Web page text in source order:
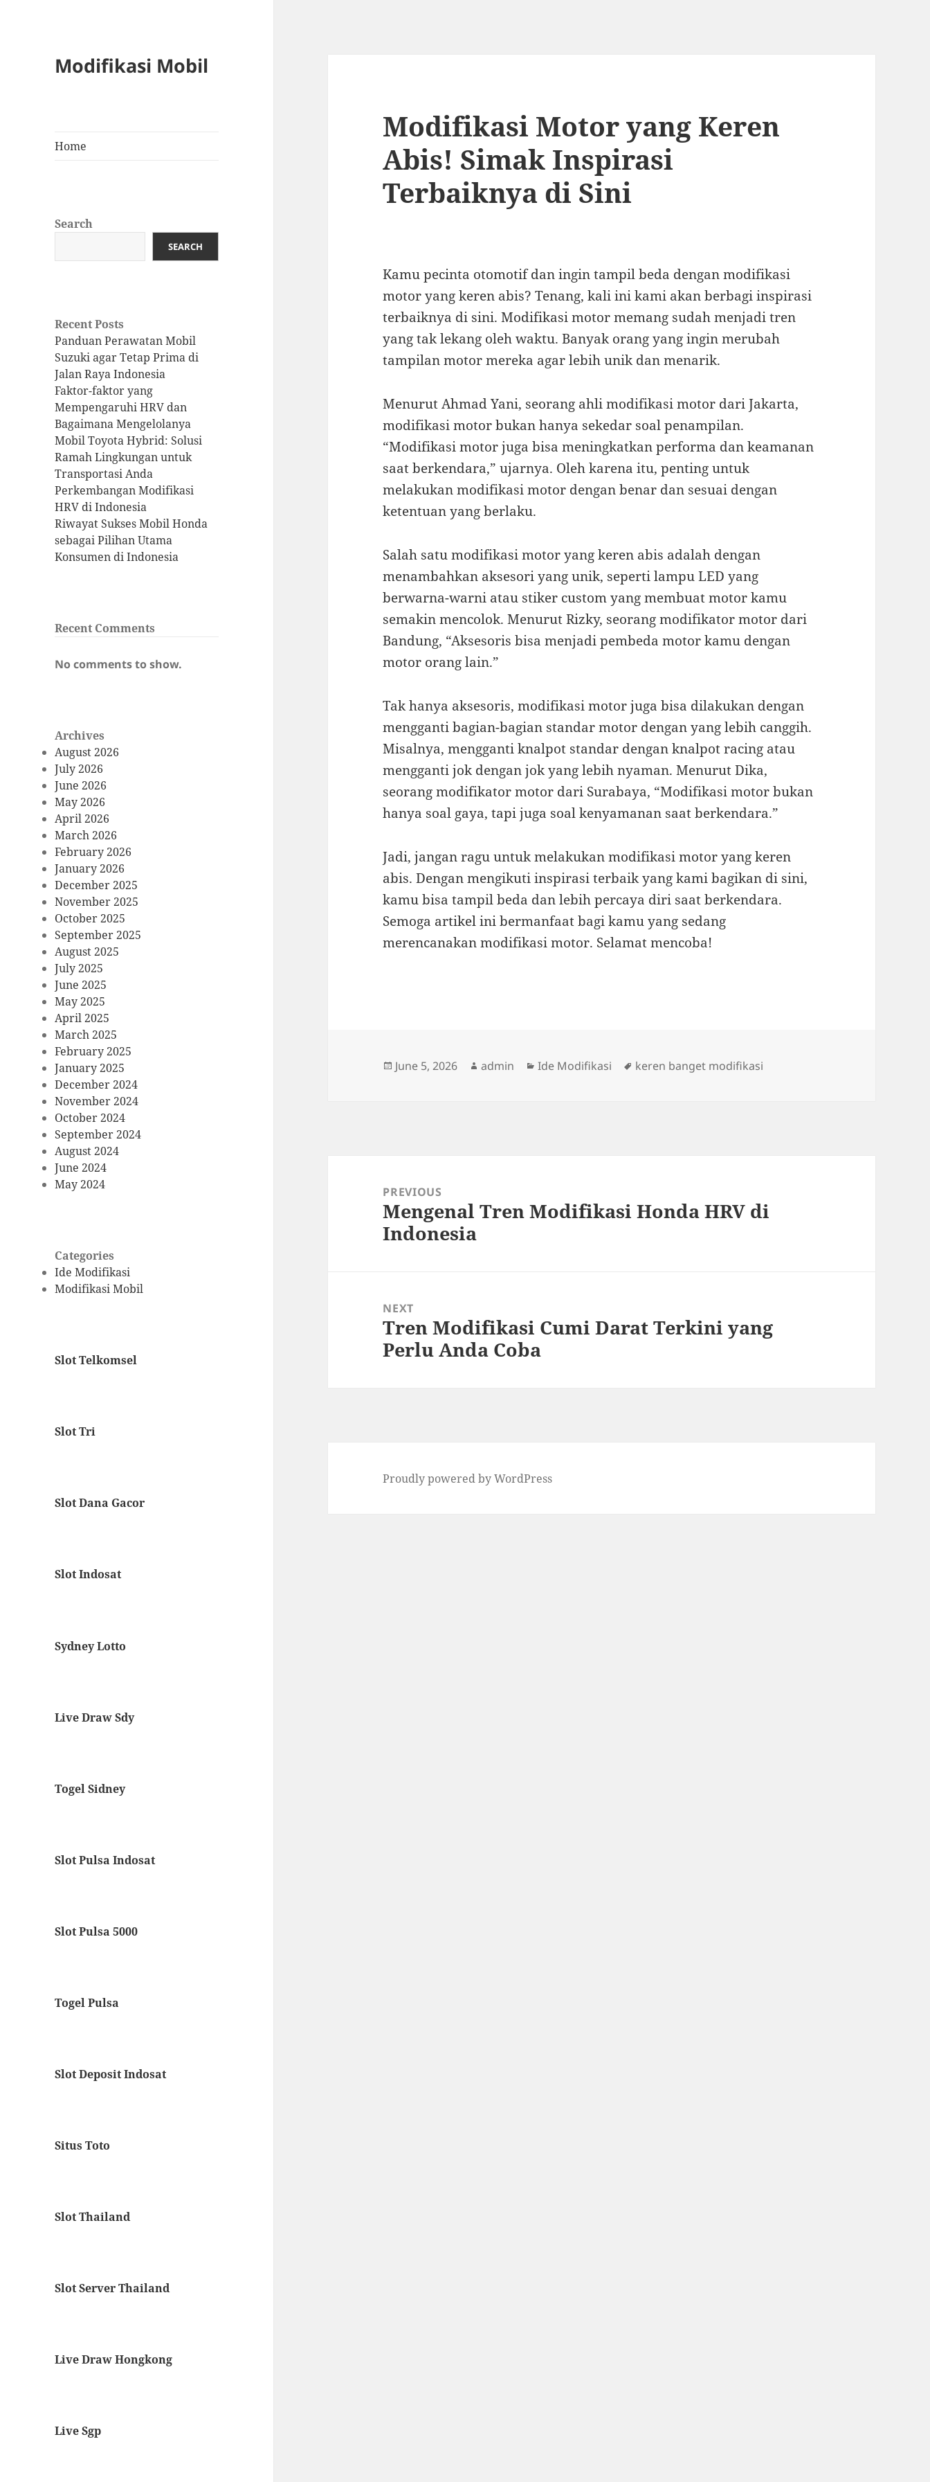
Modifikasi Mobil
Home
Search
SEARCH
Recent Posts
Panduan Perawatan Mobil
Suzuki agar Tetap Prima di
Jalan Raya Indonesia
Faktor-faktor yang
Mempengaruhi HRV dan
Bagaimana Mengelolanya
Mobil Toyota Hybrid: Solusi
Ramah Lingkungan untuk
Transportasi Anda
Perkembangan Modifikasi
HRV di Indonesia
Riwayat Sukses Mobil Honda
sebagai Pilihan Utama
Konsumen di Indonesia
Recent Comments
No comments to show.
Archives
August 2026
July 2026
June 2026
May 2026
April 2026
March 2026
February 2026
January 2026
December 2025
November 2025
October 2025
September 2025
August 2025
July 2025
June 2025
May 2025
April 2025
March 2025
February 2025
January 2025
December 2024
November 2024
October 2024
September 2024
August 2024
June 2024
May 2024
Categories
Ide Modifikasi
Modifikasi Mobil
Slot Telkomsel
Slot Tri
Slot Dana Gacor
Slot Indosat
Sydney Lotto
Live Draw Sdy
Togel Sidney
Slot Pulsa Indosat
Slot Pulsa 5000
Togel Pulsa
Slot Deposit Indosat
Situs Toto
Slot Thailand
Slot Server Thailand
Live Draw Hongkong
Live Sgp
Modifikasi Motor yang Keren
Abis! Simak Inspirasi
Terbaiknya di Sini
Kamu pecinta otomotif dan ingin tampil beda dengan modifikasi
motor yang keren abis? Tenang, kali ini kami akan berbagi inspirasi
terbaiknya di sini. Modifikasi motor memang sudah menjadi tren
yang tak lekang oleh waktu. Banyak orang yang ingin merubah
tampilan motor mereka agar lebih unik dan menarik.
Menurut Ahmad Yani, seorang ahli modifikasi motor dari Jakarta,
modifikasi motor bukan hanya sekedar soal penampilan.
“Modifikasi motor juga bisa meningkatkan performa dan keamanan
saat berkendara,” ujarnya. Oleh karena itu, penting untuk
melakukan modifikasi motor dengan benar dan sesuai dengan
ketentuan yang berlaku.
Salah satu modifikasi motor yang keren abis adalah dengan
menambahkan aksesori yang unik, seperti lampu LED yang
berwarna-warni atau stiker custom yang membuat motor kamu
semakin mencolok. Menurut Rizky, seorang modifikator motor dari
Bandung, “Aksesoris bisa menjadi pembeda motor kamu dengan
motor orang lain.”
Tak hanya aksesoris, modifikasi motor juga bisa dilakukan dengan
mengganti bagian-bagian standar motor dengan yang lebih canggih.
Misalnya, mengganti knalpot standar dengan knalpot racing atau
mengganti jok dengan jok yang lebih nyaman. Menurut Dika,
seorang modifikator motor dari Surabaya, “Modifikasi motor bukan
hanya soal gaya, tapi juga soal kenyamanan saat berkendara.”
Jadi, jangan ragu untuk melakukan modifikasi motor yang keren
abis. Dengan mengikuti inspirasi terbaik yang kami bagikan di sini,
kamu bisa tampil beda dan lebih percaya diri saat berkendara.
Semoga artikel ini bermanfaat bagi kamu yang sedang
merencanakan modifikasi motor. Selamat mencoba!
Posted
June 5, 2026 Author
admin Categories
Ide Modifikasi Tags
keren banget modifikasi
navigationPREVIOUS
Previous
post:
Mengenal Tren Modifikasi Honda HRV di
Indonesia
NEXT
Next
post:
Tren Modifikasi Cumi Darat Terkini yang
Perlu Anda Coba
Proudly powered by WordPress